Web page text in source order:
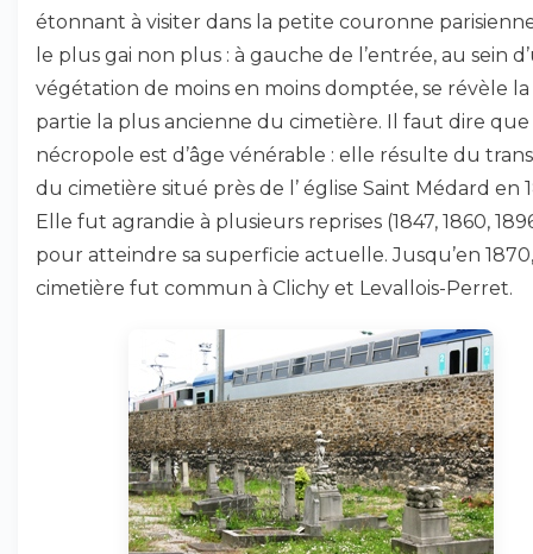
étonnant à visiter dans la petite couronne
le plus gai non plus : à gauche de l’entrée, au sein
végétation de moins en moins domptée, se révèle la
partie la plus ancienne du cimetière. Il faut dire
nécropole est d’âge vénérable : elle résulte du
du cimetière situé près de l’ église Saint Médard en
Elle fut agrandie à plusieurs reprises (1847, 1860,
pour atteindre sa superficie actuelle. Jusqu’en
cimetière fut commun à Clichy et Levallois-Perret.